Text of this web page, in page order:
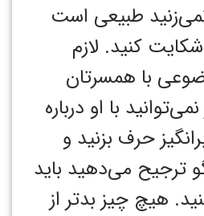
طبیعی است
کنید. لازم
با همسرتان
با او درباره
حرف بزنید و
ترجیح می‌دهید باید
هیچ چیز بدتر از